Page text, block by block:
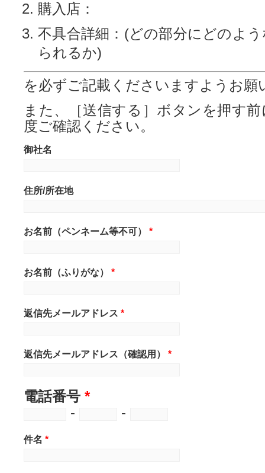
頂戴する場合がございます。
また、ご意見・ご要望・お問い
よっては、回答いたしかねる
す。あらかじめご了承ください
主にフリーメールアドレスをご
り、回答メールが届かないとの
くことがございますが、メーラ
っているパソコンの設定によっ
箱」等に振り分けられてしまう
恐れ入りますが、お問い合わせ
ダ」「ごみ箱」に回答メールが
また、携帯電話（ガラケー）や
階で受信拒否／受信可能ドメイ
ている可能性もございます。
あらかじめ【info@2ndl.co.jp】
受信できるように設定の変更
購入店：
不具合詳細：(どの部分にどのよ
られるか)
を必ずご記載くださいますようお願
また、［送信する］ボタンを押す
度ご確認ください。
御社名
住所/所在地
お名前（ペンネーム等不可） *
お名前（ふりがな） *
返信先メールアドレス *
返信先メールアドレス（確認用） *
電話番号 *
-
-
件名 *